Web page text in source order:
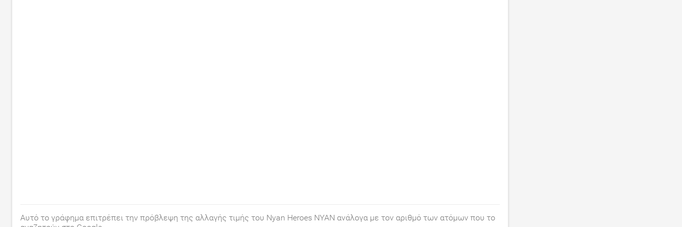
Αυτό το γράφημα επιτρέπει την πρόβλεψη της αλλαγής τιμής του Nyan Heroes NYAN ανάλογα με τον αριθμό των ατόμων που το